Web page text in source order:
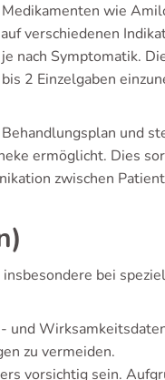
wie
verschiedenen
nach Symptomatik.
2 Einzelgaben
und
ermöglicht. Dies
zwischen
bei
zu vermeiden.
vorsichtig sein.